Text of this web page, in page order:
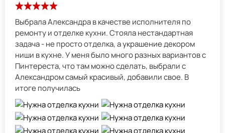
Выбрала Александра в качестве исполнителя по
ремонту и отделке кухни. Стояла нестандартная
задача - не просто отделка, а украшение декором
ниши в кухне. У меня было много разных вариантов с
Пинтереста, что там можно сделать, выбрали с
Александром самый красивый, добавили свое. В
итоге получилась